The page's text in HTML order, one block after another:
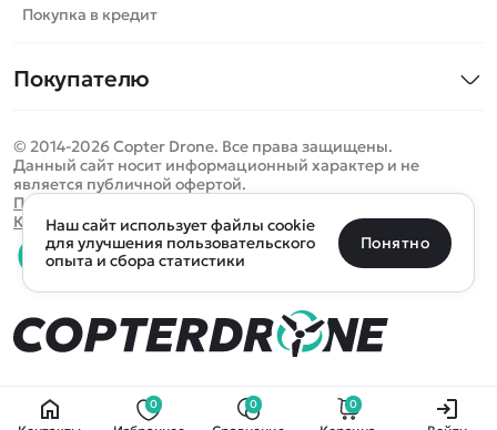
Сборные модели
Спецтехника
Игрушки
Запчасти для моделей
Бренды
Покупка в кредит
Покупателю
Оплата и доставка
Помощь
Отследить заказ
Оплата на сайте
© 2014-2026 Copter Drone. Все права защищены.
Данный сайт носит информационный характер и не
является публичной офертой.
Политика конфиденциальности
Карта сайта
0 товаров Очистить
0 ₽ В корзину
0 0 0
Определить местоположение
Санкт-Петербург Москва Майкоп Уфа
Все подборки
Ещё более 300 населённых пунктов
Наш сайт использует файлы cookie
для улучшения пользовательского
опыта и сбора статистики
Понятно